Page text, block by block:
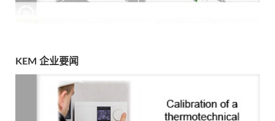
KEM 企业要闻